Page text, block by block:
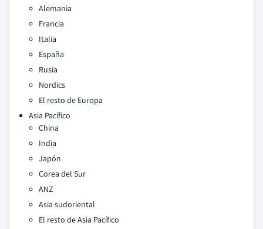
Alemania
Francia
Italia
España
Rusia
Nordics
El resto de Europa
Asia Pacífico
China
India
Japón
Corea del Sur
ANZ
Asia sudoriental
El resto de Asia Pacífico